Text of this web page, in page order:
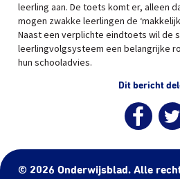
leerling aan. De toets komt er, alleen
mogen zwakke leerlingen de
Naast een verplichte eindtoets wil de
leerlingvolgsysteem een belangrijke
hun schooladvies.
Dit bericht
© 2026 Onderwijsblad. Alle